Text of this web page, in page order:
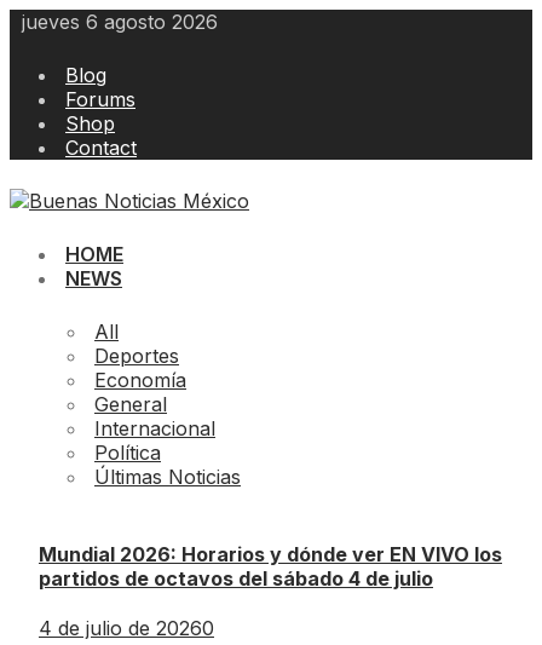
Skip
content
jueves 6 agosto 2026
Blog
Forums
Shop
Contact
HOME
NEWS
All
Deportes
Economía
General
Internacional
Política
Últimas Noticias
Mundial 2026: Horarios y dónde ver EN VIVO los
partidos de octavos del sábado 4 de julio
4 de julio de 20260